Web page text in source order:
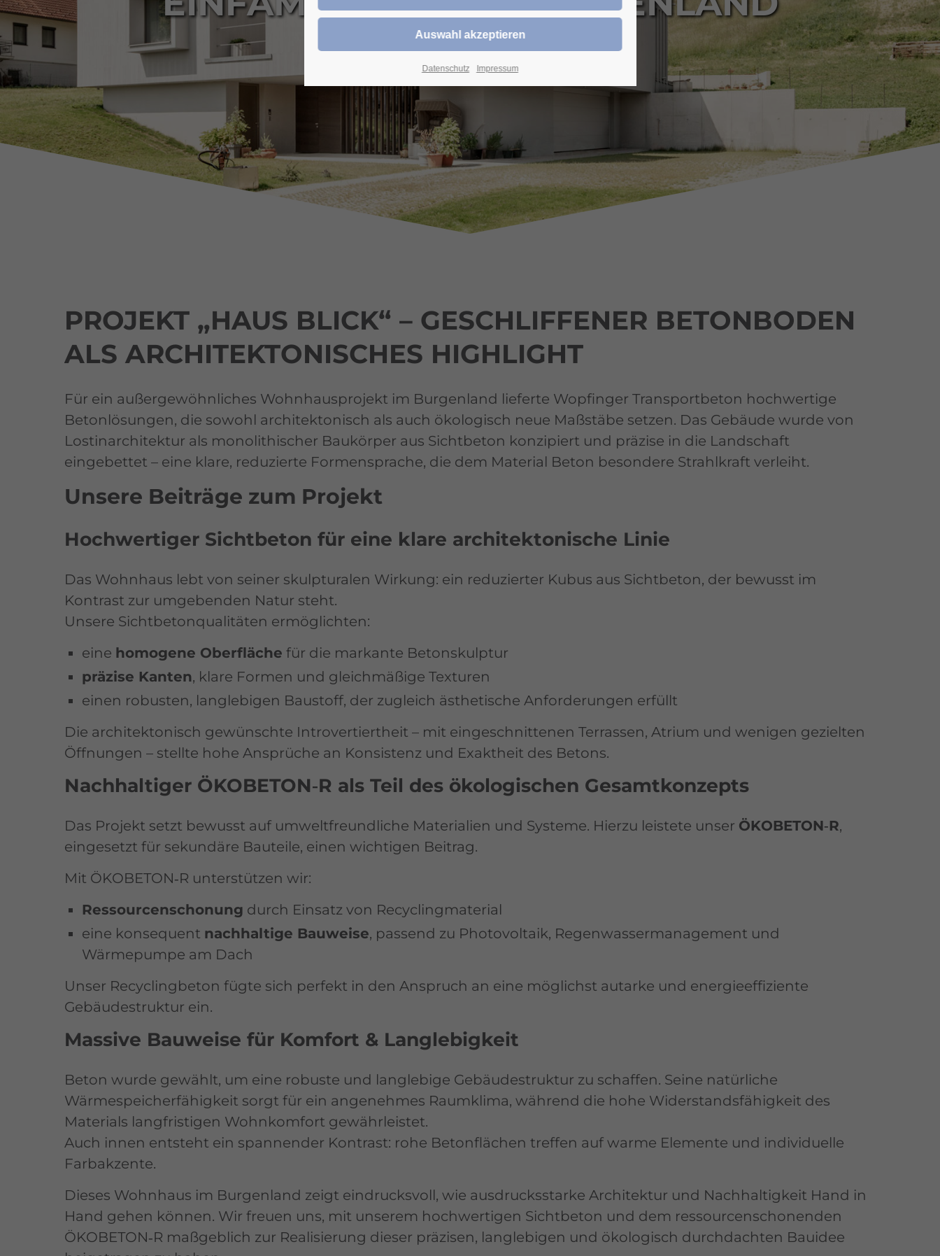
PROJEKT „HAUS BLICK“ – GESCHLIFFENER BETONBODEN
ALS ARCHITEKTONISCHES HIGHLIGHT
Für ein außergewöhnliches Wohnhausprojekt im Burgenland lieferte Wopfinger Transportbeton hochwertige
Betonlösungen, die sowohl architektonisch als auch ökologisch neue Maßstäbe setzen. Das Gebäude wurde von
Lostinarchitektur als monolithischer Baukörper aus Sichtbeton konzipiert und präzise in die Landschaft
eingebettet – eine klare, reduzierte Formensprache, die dem Material Beton besondere Strahlkraft verleiht.
Unsere Beiträge zum Projekt
Hochwertiger Sichtbeton für eine klare architektonische Linie
Das Wohnhaus lebt von seiner skulpturalen Wirkung: ein reduzierter Kubus aus Sichtbeton, der bewusst im
Kontrast zur umgebenden Natur steht.
Unsere Sichtbetonqualitäten ermöglichten:
eine homogene Oberfläche für die markante Betonskulptur
präzise Kanten, klare Formen und gleichmäßige Texturen
einen robusten, langlebigen Baustoff, der zugleich ästhetische Anforderungen erfüllt
Die architektonisch gewünschte Introvertiertheit – mit eingeschnittenen Terrassen, Atrium und wenigen gezielten
Öffnungen – stellte hohe Ansprüche an Konsistenz und Exaktheit des Betons.
Nachhaltiger ÖKOBETON‑R als Teil des ökologischen Gesamtkonzepts
Das Projekt setzt bewusst auf umweltfreundliche Materialien und Systeme. Hierzu leistete unser ÖKOBETON‑R,
eingesetzt für sekundäre Bauteile, einen wichtigen Beitrag.
Mit ÖKOBETON‑R unterstützen wir:
Ressourcenschonung durch Einsatz von Recyclingmaterial
eine konsequent nachhaltige Bauweise, passend zu Photovoltaik, Regenwassermanagement und
Wärmepumpe am Dach
Unser Recyclingbeton fügte sich perfekt in den Anspruch an eine möglichst autarke und energieeffiziente
Gebäudestruktur ein.
Massive Bauweise für Komfort & Langlebigkeit
Beton wurde gewählt, um eine robuste und langlebige Gebäudestruktur zu schaffen. Seine natürliche
Wärmespeicherfähigkeit sorgt für ein angenehmes Raumklima, während die hohe Widerstandsfähigkeit des
Materials langfristigen Wohnkomfort gewährleistet.
Auch innen entsteht ein spannender Kontrast: rohe Betonflächen treffen auf warme Elemente und individuelle
Farbakzente.
Dieses Wohnhaus im Burgenland zeigt eindrucksvoll, wie ausdrucksstarke Architektur und Nachhaltigkeit Hand in
Hand gehen können. Wir freuen uns, mit unserem hochwertigen Sichtbeton und dem ressourcenschonenden
ÖKOBETON‑R maßgeblich zur Realisierung dieser präzisen, langlebigen und ökologisch durchdachten Bauidee
Datenschutz Impressum